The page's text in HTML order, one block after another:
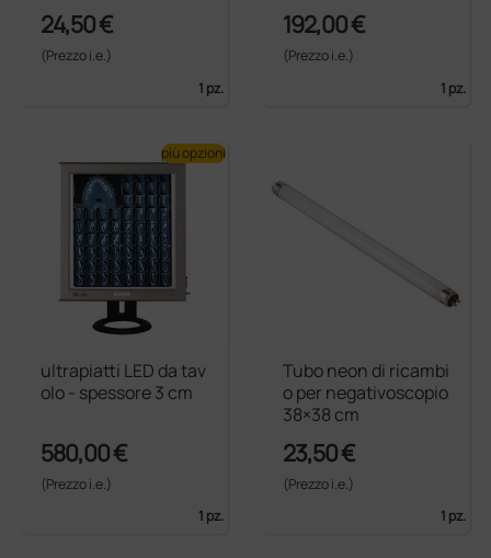
24,50 €
(Prezzo i.e.)
1 pz.
192,00 €
(Prezzo i.e.)
1 pz.
ultrapiatti LED da tav
olo - spessore 3 cm
580,00 €
(Prezzo i.e.)
1 pz.
più opzioni
Tubo neon di ricambi
o per negativoscopio
38×38 cm
23,50 €
(Prezzo i.e.)
1 pz.